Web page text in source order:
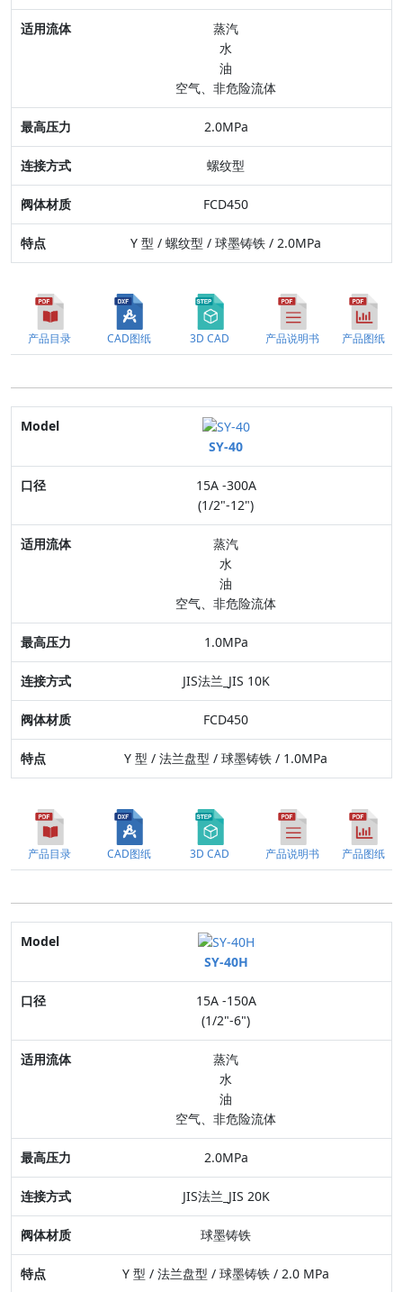
最高压力
特点
蒸汽
水
油
空气、非危险流体
2.0MPa
螺纹型
FCD450
Y 型 / 螺纹型 / 球墨铸铁 / 2.0MPa
产品目录 CAD图纸 3D CAD 产品说明书 产品图纸
Model
口径
适用流体
最高压力
特点
SY-40
15A -300A
(1/2"-12")
蒸汽
水
油
空气、非危险流体
1.0MPa
JIS法兰_JIS 10K
FCD450
Y 型 / 法兰盘型 / 球墨铸铁 / 1.0MPa
产品目录 CAD图纸 3D CAD 产品说明书 产品图纸
Model
口径
适用流体
最高压力
特点
SY-40H
15A -150A
(1/2"-6")
蒸汽
水
油
空气、非危险流体
2.0MPa
JIS法兰_JIS 20K
球墨铸铁
Y 型 / 法兰盘型 / 球墨铸铁 / 2.0 MPa